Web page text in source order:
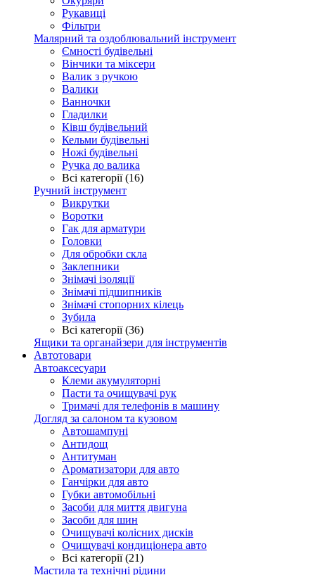
Рукавиці
Фільтри
Малярний та оздоблювальний інструмент
Ємності будівельні
Вінчики та міксери
Валик з ручкою
Валики
Ванночки
Гладилки
Ківш будівельний
Кельми будівельні
Ножі будівельні
Ручка до валика
Всі категорії (16)
Ручний інструмент
Викрутки
Воротки
Гак для арматури
Головки
Для обробки скла
Заклепники
Знімачі ізоляції
Знімачі підшипників
Знімачі стопорних кілець
Зубила
Всі категорії (36)
Ящики та органайзери для інструментів
Автотовари
Автоаксесуари
Клеми акумуляторні
Пасти та очищувачі рук
Тримачі для телефонів в машину
Догляд за салоном та кузовом
Автошампуні
Антидощ
Антитуман
Ароматизатори для авто
Ганчірки для авто
Губки автомобільні
Засоби для миття двигуна
Засоби для шин
Очищувачі колісних дисків
Очищувачі кондиціонера авто
Всі категорії (21)
Мастила та технічні рідини